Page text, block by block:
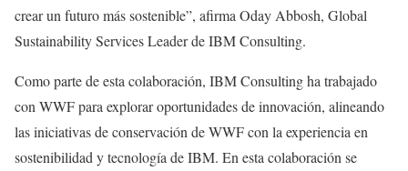
crear un futuro más sostenible”, afirma Oday Abbosh, Global
Sustainability Services Leader de IBM Consulting.
Como parte de esta colaboración, IBM Consulting ha trabajado
con WWF para explorar oportunidades de innovación, alineando
las iniciativas de conservación de WWF con la experiencia en
sostenibilidad y tecnología de IBM. En esta colaboración se